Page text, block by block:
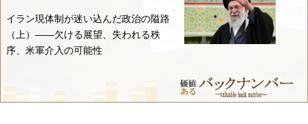
イラン現体制が迷い込んだ政治の隘路
（上）――欠ける展望、失われる秩
序、米軍介入の可能性